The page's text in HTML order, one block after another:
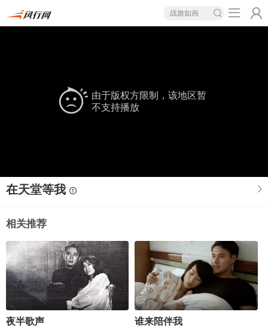
战旗如画
由于版权方限制，该地区暂
不支持播放
在天堂等我
相关推荐
夜半歌声 谁来陪伴我